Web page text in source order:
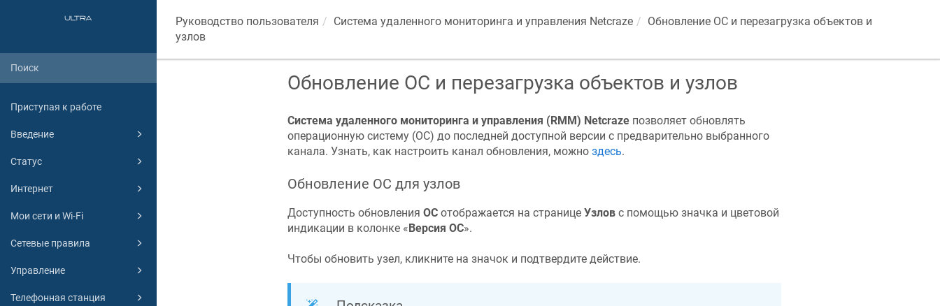
Приступая к работе
Введение
Статус
Интернет
Мои сети и Wi-Fi
Сетевые правила
Управление
Телефонная станция
Руководство пользователя Система удаленного мониторинга и управления Netcraze
Обновление ОС и перезагрузка объектов и
узлов
Обновление ОС и перезагрузка объектов и узлов
Система удаленного мониторинга и управления (RMM) Netcrazeпозволяет обновлять
операционную систему (ОС) до последней доступной версии с предварительно выбранного
канала. Узнать, как настроить канал обновления, можно здесь.
Обновление ОС для узлов
Доступность обновления ОСотображается на странице Узловс помощью значка и цветовой
индикации в колонке «‎Версия ОС»‎.
Чтобы обновить узел, кликните на значок и подтвердите действие.